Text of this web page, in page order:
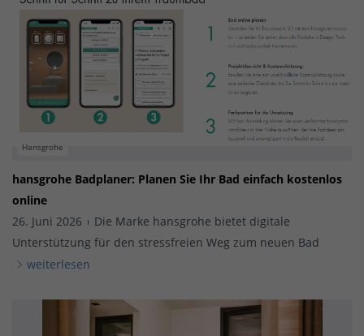
Hansgrohe
hansgrohe Badplaner: Planen Sie Ihr Bad einfach kostenlos
online
26. Juni 2026
Die Marke hansgrohe bietet digitale
Unterstützung für den stressfreien Weg zum neuen Bad
weiterlesen